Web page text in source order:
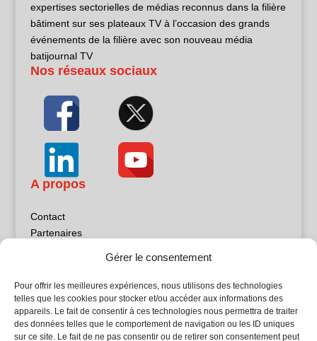
Gérer le consentement
Pour offrir les meilleures expériences, nous utilisons des technologies
telles que les cookies pour stocker et/ou accéder aux informations des
appareils. Le fait de consentir à ces technologies nous permettra de traiter
des données telles que le comportement de navigation ou les ID uniques
sur ce site. Le fait de ne pas consentir ou de retirer son consentement peut
expertises sectorielles de médias reconnus dans la filière
bâtiment sur ses plateaux TV à l’occasion des grands
événements de la filière avec son nouveau média
batijournal TV
Nos réseaux sociaux
A propos
Contact
Partenaires
Politique de confidentialité
Sites partenaires
5Façades